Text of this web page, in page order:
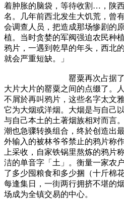
着肿胀的脑袋，等待收割…，陕
名。几年前西北发生大饥荒，曾
会调查人员，把造成那场惨剧的
植。当时贪婪的军阀强迫农民种
鸦片，一遇到乾旱的年头，西北
就会严重短缺。」
罂粟再次占据了这片
大片大片的罂粟之间的点缀了。
不屑於再叫鸦片，这些名字太文
它为大烟或洋烟。大烟是与自己
与自己本土的土著烟族相对而言
潮也急骤转换组合，终於创造出
外输入的被林爷爷禁止的鸦片称
上采收，自家铁锅里熬炼的鸦片
洁的单音字「土」。衡量一家农
了多少囤粮食和多少捆（十斤棉
每逢集日，一街两行拥挤不堪的
场成为全镇交易的中心。